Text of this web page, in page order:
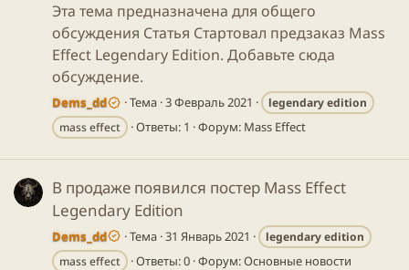
Эта тема предназначена для общего
обсуждения Статья Стартовал предзаказ Mass
Effect Legendary Edition. Добавьте сюда
обсуждение.
Dems_dd Тема 3 Февраль 2021 legendaryedition
mass effect
Ответы: 1 Форум: Mass Effect
В продаже появился постер Mass Effect
Legendary Edition
Dems_dd Тема 31 Январь 2021 legendaryedition
mass effect
Ответы: 0 Форум:Основные новости